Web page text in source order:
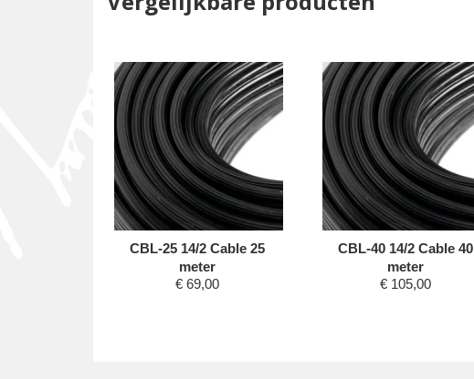
CBL-25 14/2 Cable 25
meter
€ 69,00
CBL-40 14/2 Cable 40
meter
€ 105,00